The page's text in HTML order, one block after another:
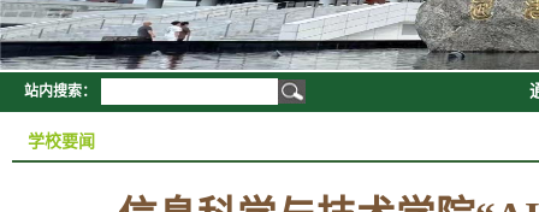
站内搜索：
学校要闻